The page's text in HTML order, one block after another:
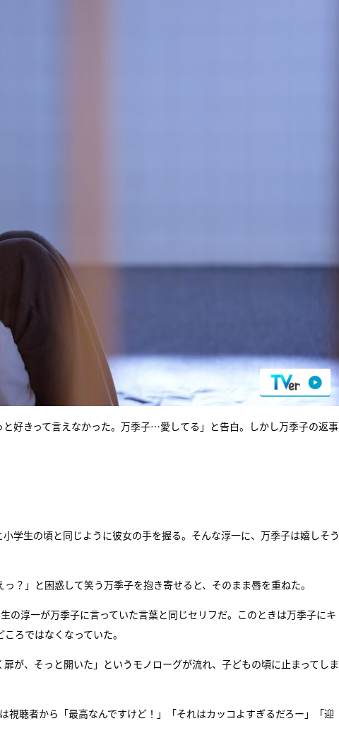
好きって言えなかった。万季子…愛してる」と告白。しかし万季子の返事
学生の頃と同じように彼女の手を握る。そんな淳一に、万季子は嬉しそう
？」と困惑して笑う万季子を抱き寄せると、そのまま唇を重ねた。
の淳一が万季子に言っていた言葉と同じセリフだ。このときは万季子にキ
ろではなくなっていた。
が、そっと開いた」というモノローグが流れ、子どもの頃に止まってしま
視聴者から「最高なんですけど！」「それはカッコよすぎるだろー」「迎